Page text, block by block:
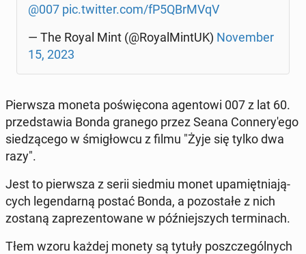
@007 pic.twitter.com/fP5QBrMVqV
— The Royal Mint (@Roy­al­Min­tUK) No­vem­ber
15, 2023
Pierw­sza moneta po­świę­co­na agen­to­wi 007 z lat 60.
przed­sta­wia Bonda granego przez Seana Con­ne­ry­'e­go
sie­dzą­ce­go w śmi­głow­cu z filmu "Żyje się tylko dwa
razy".
Jest to pierw­sza z serii siedmiu monet upa­mięt­nia­ją­
cych le­gen­dar­ną postać Bonda, a po­zo­sta­łe z nich
zostaną za­pre­zen­to­wa­ne w póź­niej­szych ter­mi­nach.
Tłem wzoru każdej monety są tytuły po­szcze­gól­nych